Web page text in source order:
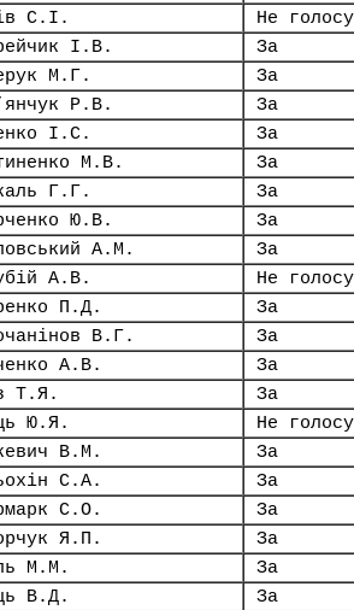
С.І.
Не
І.В.
За
М.Г.
За
Р.В.
За
І.С.
За
М.В.
За
Г.Г.
За
Ю.В.
За
А.М.
За
А.В.
Не
П.Д.
За
В.Г.
За
А.В.
За
Т.Я.
За
Ю.Я.
Не
В.М.
За
С.А.
За
С.О.
За
Я.П.
За
М.М.
За
В.Д.
За